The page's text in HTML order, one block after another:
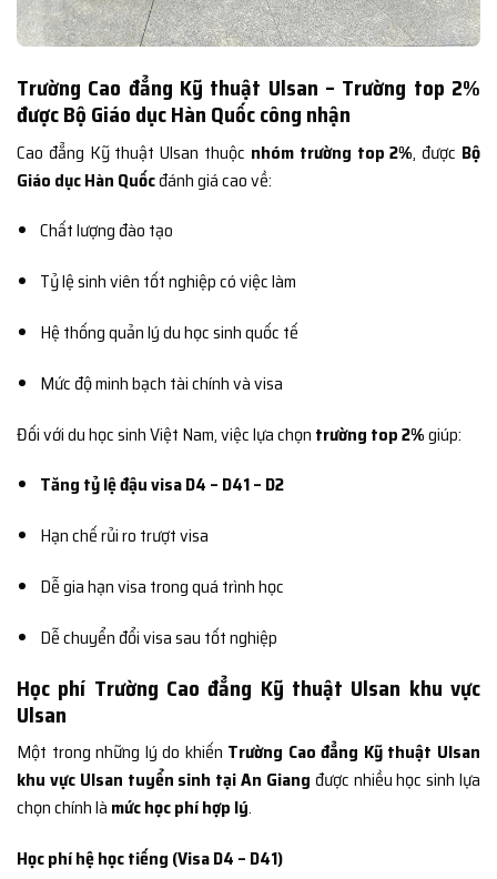
Trường Cao đẳng Kỹ thuật Ulsan – Trường top 2%
được Bộ Giáo dục Hàn Quốc công nhận
Cao đẳng Kỹ thuật Ulsan thuộc nhóm trường top 2%, được Bộ
Giáo dục Hàn Quốcđánh giá cao về:
Chất lượng đào tạo
Tỷ lệ sinh viên tốt nghiệp có việc làm
Hệ thống quản lý du học sinh quốc tế
Mức độ minh bạch tài chính và visa
Đối với du học sinh Việt Nam, việc lựa chọn trường top 2%giúp:
Tăng tỷ lệ đậu visa D4 – D41 – D2
Hạn chế rủi ro trượt visa
Dễ gia hạn visa trong quá trình học
Dễ chuyển đổi visa sau tốt nghiệp
Học phí Trường Cao đẳng Kỹ thuật Ulsan khu vực
Ulsan
Một trong những lý do khiến Trường Cao đẳng Kỹ thuật Ulsan
khu vực Ulsan tuyển sinh tại An Giang được nhiều học sinh lựa
chọn chính là mức học phí hợp lý.
Học phí hệ học tiếng (Visa D4 – D41)